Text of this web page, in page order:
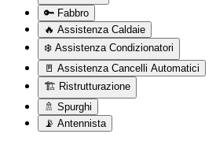
🔑 Fabbro
🔥 Assistenza Caldaie
❄️ Assistenza Condizionatori
🚪 Assistenza Cancelli Automatici
🏗️ Ristrutturazione
🚿 Spurghi
📡 Antennista